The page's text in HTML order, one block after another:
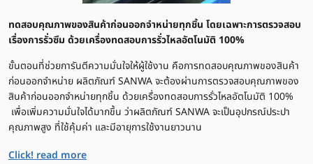
ทดสอบคุณภาพของสินค้าก่อนออกจำหน่ายทุกชิ้น โดยเฉพาะการตรวจสอบ
เรื่องการรั่วซึม ด้วยเครื่องทดสอบการรั่วไหลอัตโนมัติ 100%
ขั้นตอนที่ช่วยการันตีความมั่นใจให้ผู้ใช้งาน คือการทดสอบคุณภาพของสินค้า
ก่อนออกจำหน่าย ผลิตภัณฑ์ SANWA จะต้องผ่านการตรวจสอบคุณภาพของ
สินค้าก่อนออกจำหน่ายทุกชิ้น ด้วยเครื่องทดสอบการรั่วไหลอัตโนมัติ 100%
เพื่อเพิ่มความมั่นใจได้มากขึ้น ว่าผลิตภัณฑ์ SANWA จะเป็นอุปกรณ์ประปา
คุณภาพสูง ที่ใช้คุ้มค่า และมีอายุการใช้งานยาวนาน
Click! read more